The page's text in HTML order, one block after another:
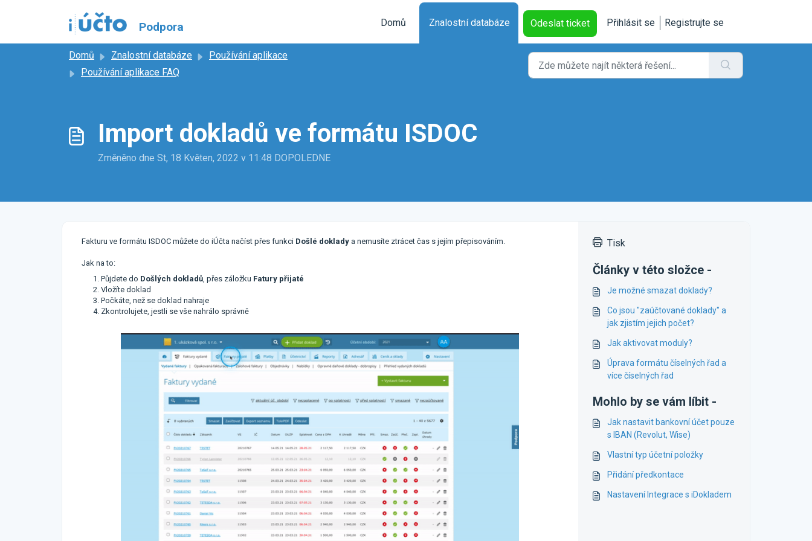
Podpora Domů Znalostní databáze Odeslat ticket Přihlásit se Registrujte se
Domů Znalostní databáze
Používání aplikace
Používání aplikace FAQ
Import dokladů ve formátu ISDOC
Změněno dne St, 18 Květen, 2022 v 11:48 DOPOLEDNE
Fakturu ve formátu ISDOC můžete do iÚčta načíst přes funkci Došlé doklady a nemusíte ztrácet čas s jejím přepisováním.
Jak na to:
Půjdete do Došlých dokladů, přes záložku Fatury přijaté
Vložíte doklad
Počkáte, než se doklad nahraje
Zkontrolujete, jestli se vše nahrálo správně
Tisk
Články v této složce -
Je možné smazat doklady?
Co jsou "zaúčtované doklady" a
jak zjistím jejich počet?
Jak aktivovat moduly?
Úprava formátu číselných řad a
více číselných řad
Mohlo by se vám líbit -
Jak nastavit bankovní účet pouze
s IBAN (Revolut, Wise)
Vlastní typ účetní položky
Přidání předkontace
Nastavení Integrace s iDokladem